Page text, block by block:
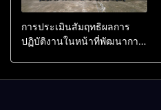
การประเมินสัมฤทธิผลการ
ปฏิบัติงานในหน้าที่พัฒนาการ